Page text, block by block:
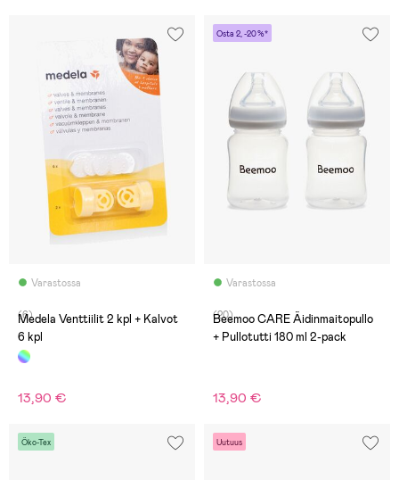
Varastossa
(6)
Medela Venttiilit 2 kpl + Kalvot
6 kpl
13,90 €
Osta 2, -20 %*
Varastossa
(20)
Beemoo CARE Äidinmaitopullo
+ Pullotutti 180 ml 2-pack
13,90 €
Öko-Tex Uutuus